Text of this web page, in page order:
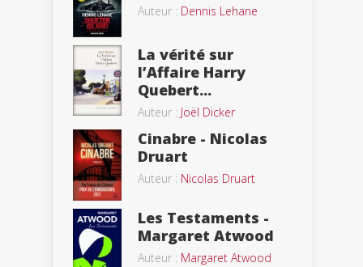
Auteur : Dennis Lehane
La vérité sur
l’Affaire Harry
Quebert...
Auteur : Joël Dicker
Cinabre - Nicolas
Druart
Auteur : Nicolas Druart
Les Testaments -
Margaret Atwood
Auteur : Margaret Atwood